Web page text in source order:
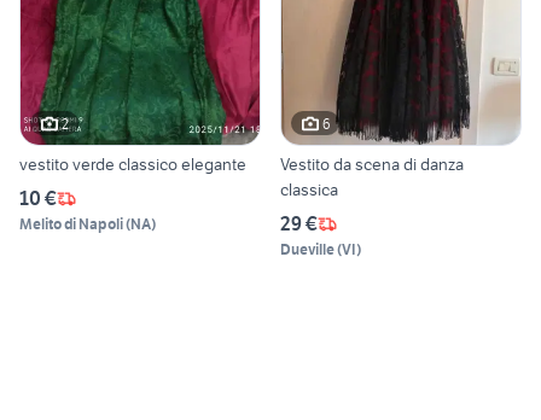
2
vestito verde classico elegante
10 €
Melito di Napoli(NA)
6
Vestito da scena di danza
classica
29 €
Dueville(VI)